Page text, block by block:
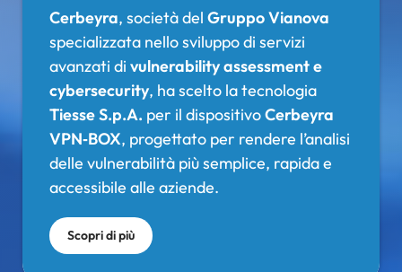
Cerbeyra, società del Gruppo Vianova
specializzata nello sviluppo di servizi
avanzati di vulnerability assessment e
cybersecurity, ha scelto la tecnologia
Tiesse S.p.A. per il dispositivoCerbeyra
VPN‑BOX, progettato per rendere l’analisi
delle vulnerabilità più semplice, rapida e
accessibile alle aziende.
Scopri di più